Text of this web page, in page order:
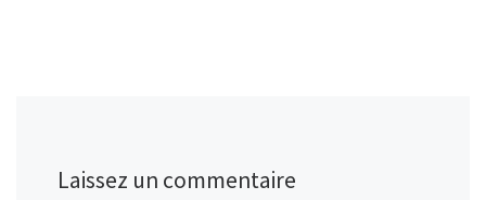
Laissez un commentaire